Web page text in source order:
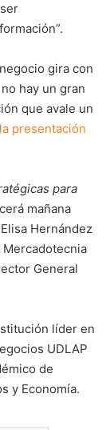
gira con
hay un gran
que avale un
presentación
para
mañana
Hernández
General
líder en
UDLAP
de
y Economía.